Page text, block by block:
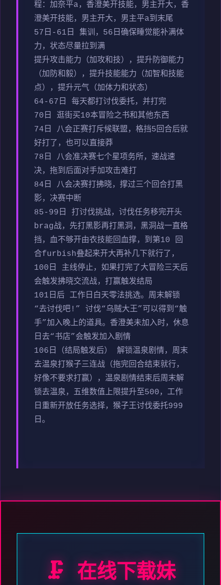
程：加奈平a，香澄美开技能，男主开大，香
澄美开技能，男主开大，男主平a到末尾
57日-61日 集训，56日确保睡觉能补满体
力，状态尽量拉到满
提升攻击能力（加攻和技），提升防御能力
（加防和毅），提升技能能力（加智和技能
点），提升元气（加体力和状态）
64-67日 每天都打讨伐委托，并打完
70日 逛街买10本冒险之书和其他东西
74日 八会正赛打斥候联盟，格挡5回合后就
好打了，也可以直接莽
78日 八会准决赛七个星项务所，速战速
决，拖到后面对手加攻击难打
84日 八会决赛打拂晓，撑过三个回合打黑
影，决赛中断
85-99日 打讨伐挑战，讨伐任务移完开头
brag战，先打黑影再打黑洞，黑洞战一直格
挡，血不够开由衣技能回血撑，到第10 回
合furbish叠起来开大再补几下就行了，
100日 主线停止，如果打完了大冒险三天后
会触发拂晓交流战，打赢触发结局
101日后 工作日白天零法挑选。周末解锁
“去讨伐吧!” 讨伐“乌贼大王”可以得到“触
手”加入晚上的道具。香澄美未加入时，休息
日去“书店”会触发加入剧情
106日（结局触发后） 解锁温泉剧情，周末
去温泉打猴子三连战（拖完回合结束就行，
好像不要求打赢），温泉剧情结束后周末解
锁去温泉，五维数值上限提升至500，工作
日重新开放任务选择，猴子王讨伐委托999
日。
🗜️ 在线下载妹